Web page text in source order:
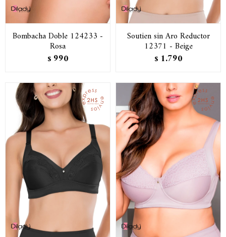
Bombacha Doble 124233 -
Rosa
$ 990
Soutien sin Aro Reductor
12371 - Beige
$ 1.790